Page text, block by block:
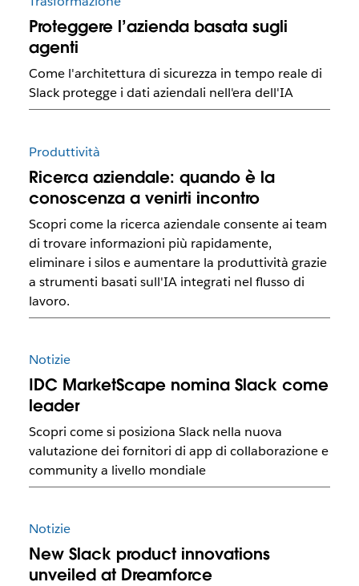
Proteggere l’azienda basata sugli
agenti
Come l'architettura di sicurezza in tempo reale di
Slack protegge i dati aziendali nell'era dell'IA
Produttività
Ricerca aziendale: quando è la
conoscenza a venirti incontro
Scopri come la ricerca aziendale consente ai team
di trovare informazioni più rapidamente,
eliminare i silos e aumentare la produttività grazie
a strumenti basati sull'IA integrati nel flusso di
lavoro.
Notizie
IDC MarketScape nomina Slack come
leader
Scopri come si posiziona Slack nella nuova
valutazione dei fornitori di app di collaborazione e
community a livello mondiale
Notizie
New Slack product innovations
unveiled at Dreamforce